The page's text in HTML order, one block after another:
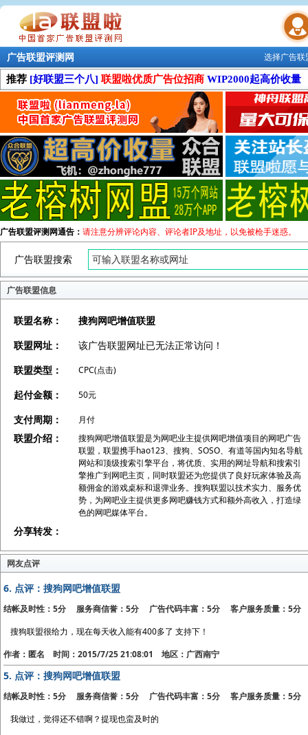
联盟学院
选择广告
广告联盟评测网
推荐 [好联盟三个八] 联盟啦优质广告位招商 WIP2000起高价收量
广告联盟评测网通告： 请注意分辨评论内容、评论者IP及地址，以免被枪手迷惑。
广告联盟搜索
广告联盟信息
联盟名称：
搜狗网吧增值联盟
联盟网址：
该广告联盟网址已无法正常访问！
联盟类型：
CPC(点击)
起付金额： 50元
支付周期： 月付
联盟介绍：
搜狗网吧增值联盟是为网吧业主提供网吧增值项目的网吧广告
联盟，联盟携手hao123、搜狗、SOSO、有道等国内知名导航
网站和顶级搜索引擎平台，将优质、实用的网址导航和搜索引
擎推广到网吧主页，同时联盟还为您提供了良好玩家体验及高
额佣金的游戏桌标和退弹业务。搜狗联盟以技术实力、服务优
势，为网吧业主提供更多网吧赚钱方式和额外高收入，打造绿
色的网吧媒体平台。
分享转发：
网友点评
6. 点评：搜狗网吧增值联盟
结帐及时性：5分 服务商信誉：5分 广告代码丰富：5分 客户服务质量：5分
搜狗联盟很给力，现在每天收入能有400多了 支持下！
作者：匿名 时间：2015/7/25 21:08:01 地区：广西南宁
5. 点评：搜狗网吧增值联盟
结帐及时性：5分 服务商信誉：5分 广告代码丰富：5分 客户服务质量：5分
我做过，觉得还不错啊？提现也蛮及时的